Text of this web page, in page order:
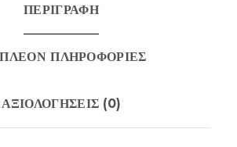
ΠΕΡΙΓΡΑΦΉ
ΠΛΗΡΟΦΟΡΊΕΣ
ΑΞΙΟΛΟΓΉΣΕΙΣ (0)